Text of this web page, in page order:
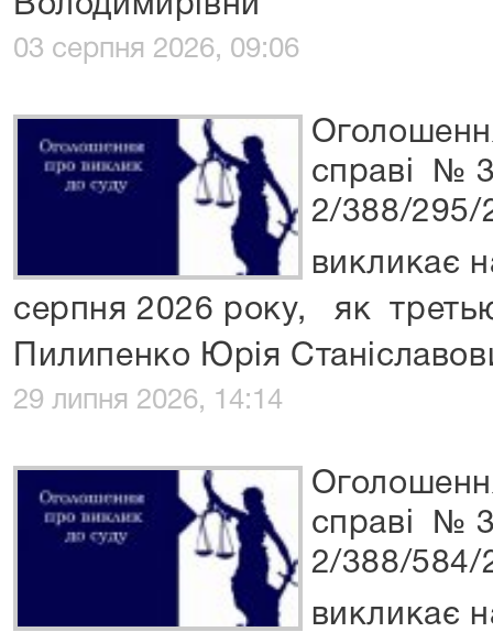
Володимирівни
03 серпня 2026, 09:06
справі №
2/388/295/
викликає
серпня 2026 року, як
Пилипенко Юрія
29 липня 2026, 14:14
справі №
2/388/584/
викликає